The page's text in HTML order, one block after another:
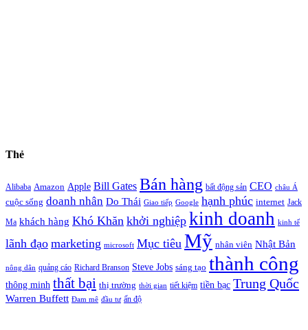
Thẻ
Alibaba Amazon Apple Bill Gates Bán hàng bất động sản CEO châu Á
cuộc sống doanh nhân Do Thái Giao tiếp Google hạnh phúc internet Jack
Ma khách hàng Khó Khăn khởi nghiệp kinh doanh kinh tế
lãnh đạo marketing microsoft Mục tiêu Mỹ nhân viên Nhật Bản
nông dân quảng cáo Richard Branson Steve Jobs sáng tạo thành công
thông minh thất bại thị trường thời gian tiết kiệm tiền bạc Trung Quốc
Warren Buffett Đam mê đầu tư ấn độ